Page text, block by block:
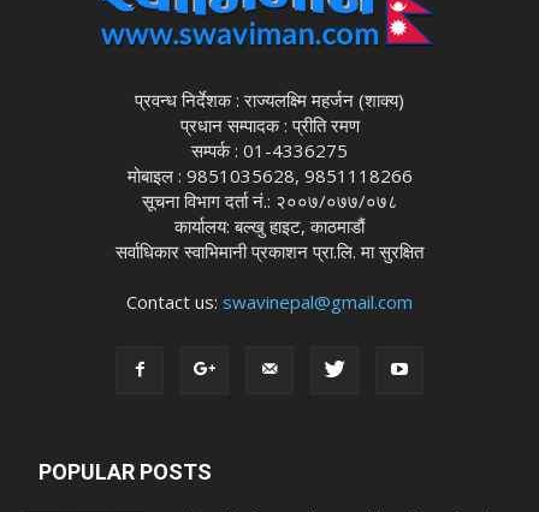
प्रवन्ध निर्देशक : राज्यलक्ष्मि महर्जन (शाक्य)
प्रधान सम्पादक : प्रीति रमण
सम्पर्क : 01-4336275
मोबाइल : 9851035628, 9851118266
सूचना विभाग दर्ता नं.: २००७/०७७/०७८
कार्यालय: बल्खु हाइट, काठमाडौं
सर्वाधिकार स्वाभिमानी प्रकाशन प्रा.लि. मा सुरक्षित
Contact us: swavinepal@gmail.com
POPULAR POSTS